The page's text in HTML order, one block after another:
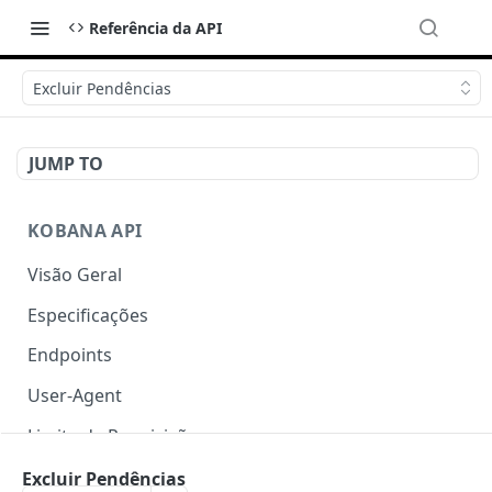
Referência da API
Excluir Pendências
JUMP TO
KOBANA API
Visão Geral
Especificações
Endpoints
User-Agent
Limite de Requisições
Autenticação
Excluir Pendências